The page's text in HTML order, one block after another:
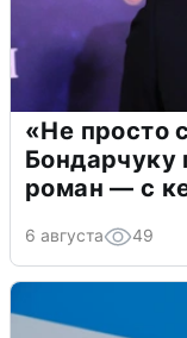
«Не просто
роман — с
6 августа 49